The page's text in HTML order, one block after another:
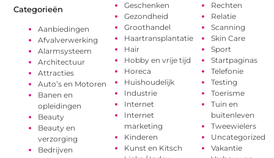
Categorieën
Aanbiedingen
Afvalverwerking
Alarmsysteem
Architectuur
Attracties
Auto’s en Motoren
Banen en
opleidingen
Beauty
Beauty en
verzorging
Bedrijven
Geschenken
Gezondheid
Groothandel
Haartransplantatie
Hair
Hobby en vrije tijd
Horeca
Huishoudelijk
Industrie
Internet
Internet
marketing
Kinderen
Kunst en Kitsch
Rechten
Relatie
Scanning
Skin Care
Sport
Startpaginas
Telefonie
Testing
Toerisme
Tuin en
buitenleven
Tweewielers
Uncategorized
Vakantie